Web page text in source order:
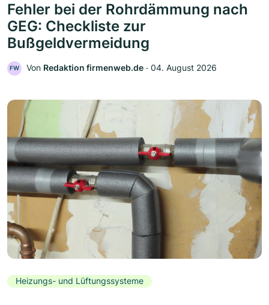
Fehler bei der Rohrdämmung nach
GEG: Checkliste zur
Bußgeldvermeidung
FW Von Redaktion firmenweb.de ‧ 04. August 2026
Heizungs- und Lüftungssysteme